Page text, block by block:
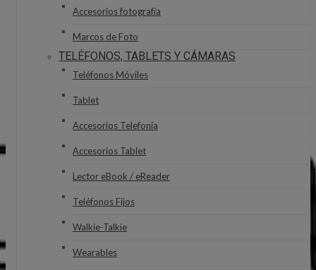
Accesorios fotografía
Marcos de Foto
TELÉFONOS, TABLETS Y CÁMARAS
Teléfonos Móviles
Tablet
Accesorios Telefonía
Accesorios Tablet
Lector eBook / eReader
Teléfonos Fijos
Walkie-Talkie
Wearables